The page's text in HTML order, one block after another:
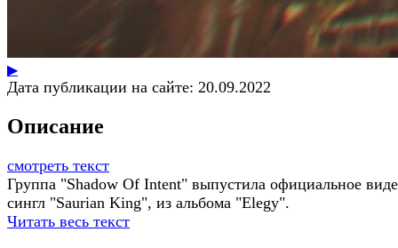
▶
Дата публикации на сайте: 20.09.2022
Описание
смотреть текст
Группа "Shadow Of Intent" выпустила официальное
сингл "Saurian King", из альбома "Elegy".
Читать весь текст